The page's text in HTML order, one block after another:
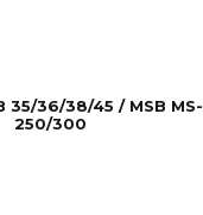
35/36/38/45 / MSB MS-
250/300